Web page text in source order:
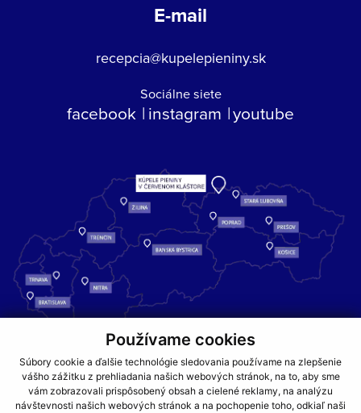
Používame cookies
Súbory cookie a ďalšie technológie sledovania používame na zlepšenie
vášho zážitku z prehliadania našich webových stránok, na to, aby sme
vám zobrazovali prispôsobený obsah a cielené reklamy, na analýzu
návštevnosti našich webových stránok a na pochopenie toho, odkiaľ naši
E-mail
recepcia@kupelepieniny.sk
Sociálne siete
facebook instagram youtube
Kúpele Pieniny – miesto, kde sa príroda stretáva s liečivou silou
vody a oddychom pre telo aj dušu.